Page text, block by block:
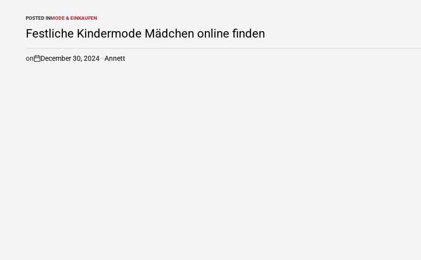
POSTED INMODE & EINKAUFEN
Festliche Kindermode Mädchen online finden
on December 30, 2024 Annett